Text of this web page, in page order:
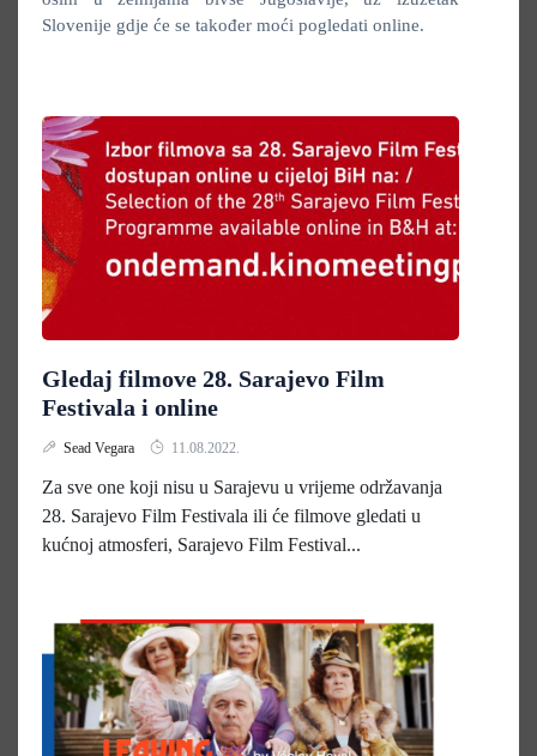
Slovenije gdje će se također moći pogledati online.
Gledaj filmove 28. Sarajevo Film
Festivala i online
Sead Vegara 11.08.2022.
Za sve one koji nisu u Sarajevu u vrijeme održavanja
28. Sarajevo Film Festivala ili će filmove gledati u
kućnoj atmosferi, Sarajevo Film Festival...